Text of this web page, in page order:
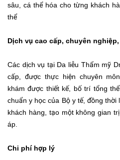
sâu, cá thể hóa cho từng khách
thể
Dịch vụ cao cấp, chuyên
Các dịch vụ tại Da liễu Thẩm mỹ
cấp, được thực hiện chuyên
khám được thiết kế, bố trí tổng
chuẩn y học của Bộ y tế, đồng
khách hàng, tạo một không gian
áp.
Chi phí hợp lý